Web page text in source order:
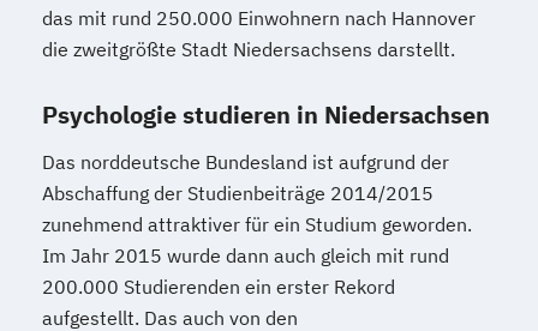
das mit rund 250.000 Einwohnern nach Hannover
die zweitgrößte Stadt Niedersachsens darstellt.
Psychologie studieren in Niedersachsen
Das norddeutsche Bundesland ist aufgrund der
Abschaffung der Studienbeiträge 2014/2015
zunehmend attraktiver für ein Studium geworden.
Im Jahr 2015 wurde dann auch gleich mit rund
200.000 Studierenden ein erster Rekord
aufgestellt. Das auch von den